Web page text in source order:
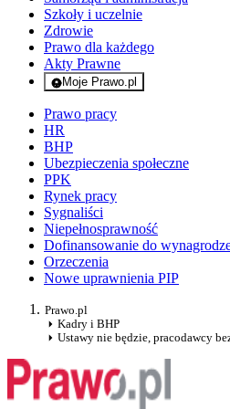
Szkoły i uczelnie
Zdrowie
Prawo dla każdego
Akty Prawne
Moje Prawo.pl
- rejestracja i logowanie
Prawo pracy
HR
BHP
Ubezpieczenia społeczne
PPK
Rynek pracy
Sygnaliści
Niepełnosprawność
Dofinansowanie do
Orzeczenia
Nowe uprawnienia PIP
Prawo.pl
Kadry i BHP
Ustawy nie będzie, pracodawcy